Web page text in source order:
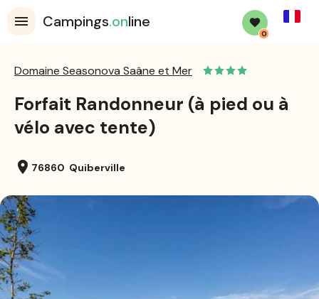
Campings.online
0
Domaine Seasonova Saâne et Mer
Forfait Randonneur (à pied ou à
vélo avec tente)
location_on 76860 Quiberville